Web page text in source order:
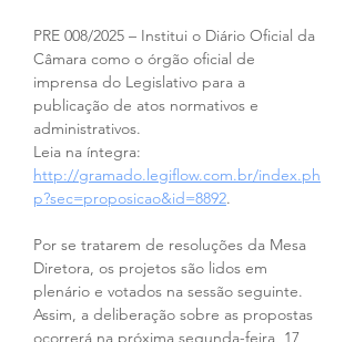
PRE 008/2025 – Institui o Diário Oficial da
Câmara como o órgão oficial de
imprensa do Legislativo para a
publicação de atos normativos e
administrativos.
Leia na íntegra:
http://gramado.legiflow.com.br/index.ph
p?sec=proposicao&id=8892.
Por se tratarem de resoluções da Mesa
Diretora, os projetos são lidos em
plenário e votados na sessão seguinte.
Assim, a deliberação sobre as propostas
ocorrerá na próxima segunda-feira, 17